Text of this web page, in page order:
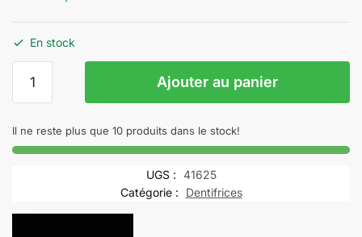
En stock
NCEF-
NIGHT
Ajouter au panier
Il ne reste plus que 10 produits dans le stock!
UGS : 41625
Catégorie :
Dentifrices